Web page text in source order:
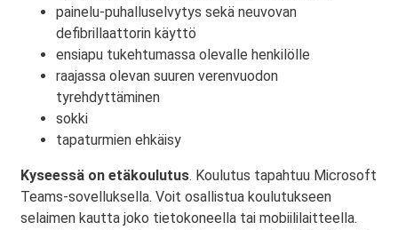
painelu-puhalluselvytys sekä neuvovan
defibrillaattorin käyttö
ensiapu tukehtumassa olevalle henkilölle
raajassa olevan suuren verenvuodon
tyrehdyttäminen
sokki
tapaturmien ehkäisy
Kyseessä on etäkoulutus. Koulutus tapahtuu Microsoft
Teams-sovelluksella. Voit osallistua koulutukseen
selaimen kautta joko tietokoneella tai mobiililaitteella.